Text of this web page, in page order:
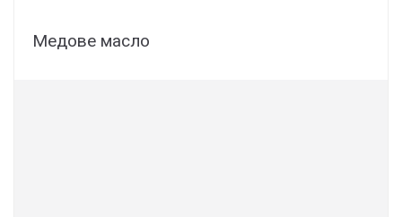
Медове масло